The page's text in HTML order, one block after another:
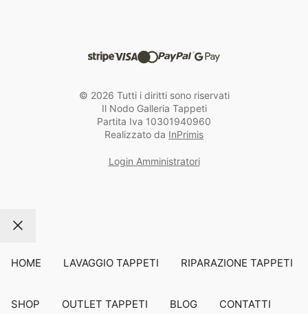
© 2026 Tutti i diritti sono riservati
Il Nodo Galleria Tappeti
Partita Iva 10301940960
Realizzato da InPrimis
Login Amministratori
HOME LAVAGGIO TAPPETI RIPARAZIONE TAPPETI
SHOP OUTLET TAPPETI BLOG CONTATTI